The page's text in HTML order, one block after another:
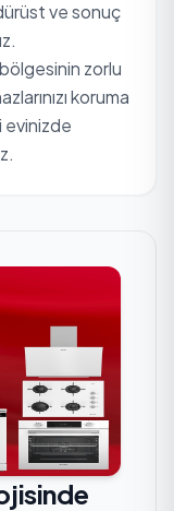
ve sonuç
zorlu
koruma
evinizde